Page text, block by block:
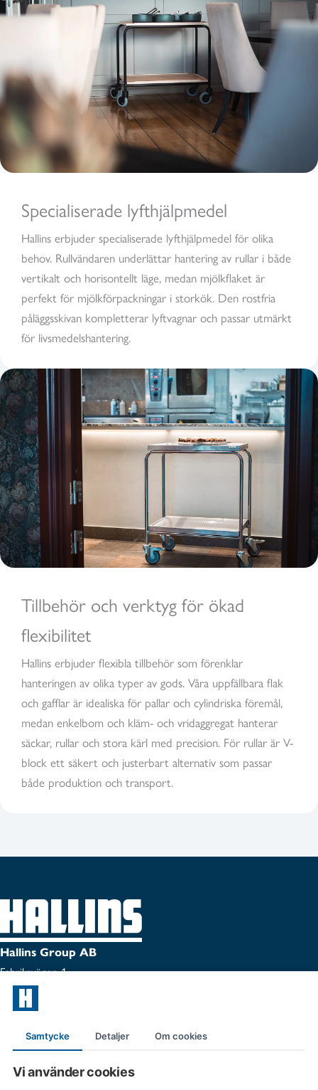
Samtycke Detaljer Om cookies
Vi använder cookies
Specialiserade lyfthjälpmedel
Hallins erbjuder specialiserade lyfthjälpmedel för olika
behov. Rullvändaren underlättar hantering av rullar i både
vertikalt och horisontellt läge, medan mjölkflaket är
perfekt för mjölkförpackningar i storkök. Den rostfria
påläggsskivan kompletterar lyftvagnar och passar utmärkt
för livsmedelshantering.
Tillbehör och verktyg för ökad
flexibilitet
Hallins erbjuder flexibla tillbehör som förenklar
hanteringen av olika typer av gods. Våra uppfällbara flak
och gafflar är idealiska för pallar och cylindriska föremål,
medan enkelbom och kläm- och vridaggregat hanterar
säckar, rullar och stora kärl med precision. För rullar är V-
block ett säkert och justerbart alternativ som passar
både produktion och transport.
Hallins Group AB
Fabriksvägen 1
SE-599 33 Ödeshög
0144-153 00
Certifikat